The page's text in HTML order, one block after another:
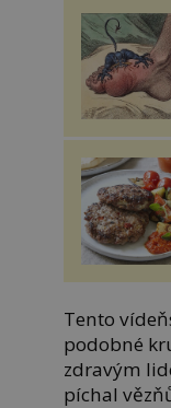
Tento
podobné
zdravým
píchal